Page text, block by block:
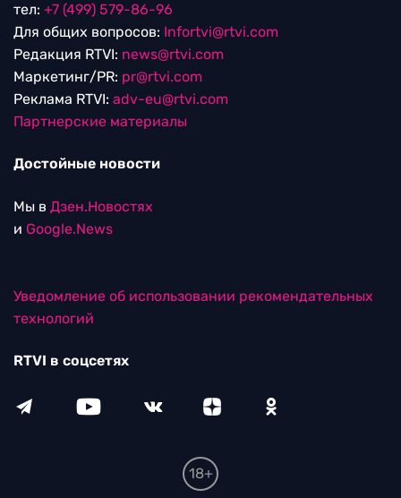
тел: +7 (499) 579-86-96
Для общих вопросов: Infortvi@rtvi.com
Редакция RTVI: news@rtvi.com
Маркетинг/PR: pr@rtvi.com
Реклама RTVI: adv-eu@rtvi.com
Партнерские материалы
Достойные новости
Мы в Дзен.Новостях
и Google.News
Уведомление об использовании рекомендательных
технологий
RTVI в соцсетях
18+